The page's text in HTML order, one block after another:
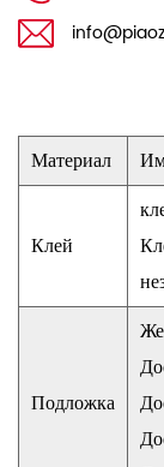
Материал
Клей
Подложка